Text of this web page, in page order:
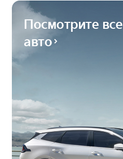
Посмотрите все
авто